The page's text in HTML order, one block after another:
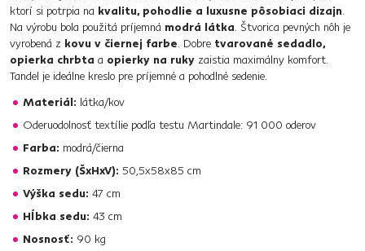
ktorí si potrpia na kvalitu, pohodlie a luxusne pôsobiaci dizajn.
Na výrobu bola použitá príjemná modrá látka. Štvorica pevných nôh je
vyrobená z kovu v čiernej farbe. Dobre tvarované sedadlo,
opierka chrbta a opierky na ruky zaistia maximálny komfort.
Tandel je ideálne kreslo pre príjemné a pohodlné sedenie.
Materiál: látka/kov
Oderuodolnosť textílie podľa testu Martindale: 91 000 oderov
Farba: modrá/čierna
Rozmery (ŠxHxV): 50,5x58x85 cm
Výška sedu: 47 cm
Hĺbka sedu: 43 cm
Nosnosť: 90 kg